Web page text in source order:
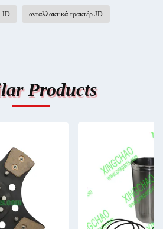
JD ανταλλακτικά τρακτέρ JD
Products